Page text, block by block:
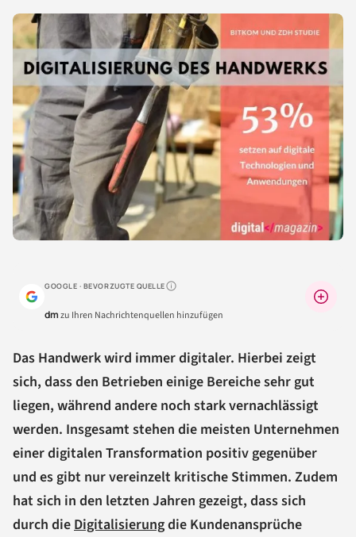
GOOGLE · BEVORZUGTE QUELLEWarum lohnt sich das?
dmzu Ihren Nachrichtenquellen hinzufügen
Das Handwerk wird immer digitaler. Hierbei zeigt
sich, dass den Betrieben einige Bereiche sehr gut
liegen, während andere noch stark vernachlässigt
werden. Insgesamt stehen die meisten Unternehmen
einer digitalen Transformation positiv gegenüber
und es gibt nur vereinzelt kritische Stimmen. Zudem
hat sich in den letzten Jahren gezeigt, dass sich
durch die Digitalisierungdie Kundenansprüche